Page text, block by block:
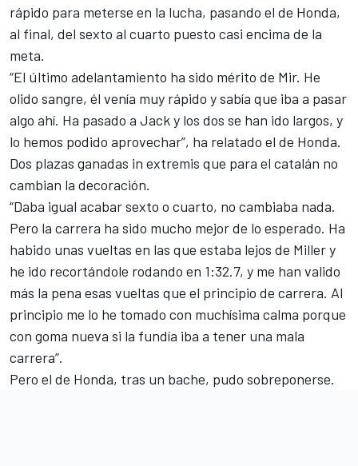
rápido para meterse en la lucha, pasando el de Honda,
al final, del sexto al cuarto puesto casi encima de la
meta.
“El último adelantamiento ha sido mérito de Mir. He
olido sangre, él venía muy rápido y sabía que iba a pasar
algo ahí. Ha pasado a Jack y los dos se han ido largos, y
lo hemos podido aprovechar”, ha relatado el de Honda.
Dos plazas ganadas in extremis que para el catalán no
cambian la decoración.
“Daba igual acabar sexto o cuarto, no cambiaba nada.
Pero la carrera ha sido mucho mejor de lo esperado. Ha
habido unas vueltas en las que estaba lejos de Miller y
he ido recortándole rodando en 1:32.7, y me han valido
más la pena esas vueltas que el principio de carrera. Al
principio me lo he tomado con muchísima calma porque
con goma nueva si la fundía iba a tener una mala
carrera”.
Pero el de Honda, tras un bache, pudo sobreponerse.